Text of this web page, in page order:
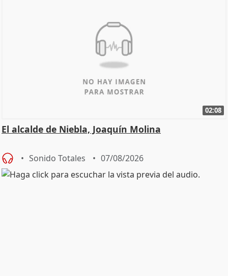
02:08
El alcalde de Niebla, Joaquín Molina
Sonido Totales 07/08/2026